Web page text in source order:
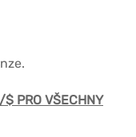
PRO VŠECHNY